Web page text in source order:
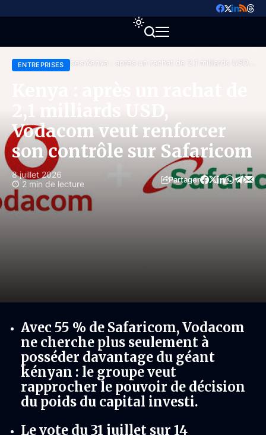
Accueil Entreprises Kenya : après un rachat de 2,1 milliards USD,
ENTREPRISES
2,1 milliards USD,
Vodacom veut renforcer
son contrôle sur Safaricom
8 juillet 2026
2 min de lecture
Partager
Avec 55 % de Safaricom, Vodacom
ne cherche plus seulement à
posséder davantage du géant
kényan : le groupe veut
rapprocher le pouvoir de décision
du poids du capital investi.
Le vote du 31 juillet sur 14